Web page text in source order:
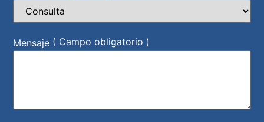
Mensaje ( Campo obligatorio )